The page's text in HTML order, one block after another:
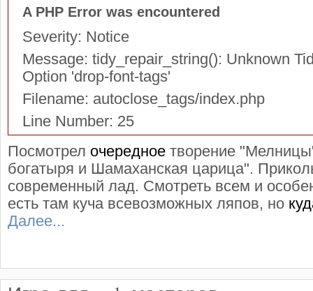
A PHP Error was encountered
Severity: Notice
Message: tidy_repair_string(): Unknown
Option 'drop-font-tags'
Filename: autoclose_tags/index.php
Line Number: 25
Посмотрел очередное творение
богатыря и Шамаханская царица".
современный лад. Смотреть всем и
есть там куча всевозможных ляпов, но
Далее...